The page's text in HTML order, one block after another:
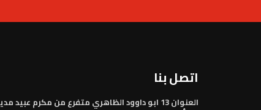
اتصل بنا
العنوان 13 ابو داوود الظاهري متفرع من مكرم عبيد